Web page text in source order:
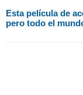
Esta película de
pero todo el